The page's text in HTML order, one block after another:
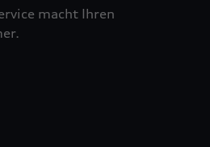
macht Ihren